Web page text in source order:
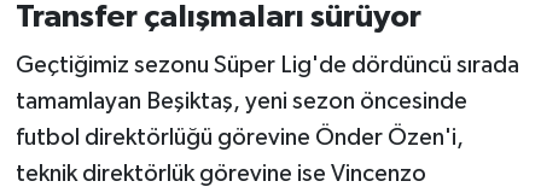
Transfer çalışmaları sürüyor
Geçtiğimiz sezonu Süper Lig'de dördüncü sırada
tamamlayan Beşiktaş, yeni sezon öncesinde
futbol direktörlüğü görevine Önder Özen'i,
teknik direktörlük görevine ise Vincenzo